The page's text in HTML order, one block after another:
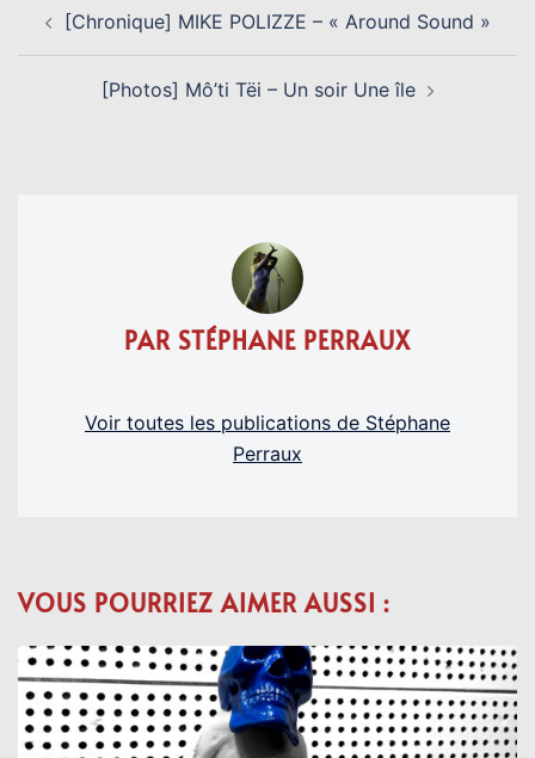
D’ARTICLE
[Chronique] MIKE POLIZZE – « Around Sound »
[Photos] Mô’ti Tëi – Un soir Une île
PAR STÉPHANE PERRAUX
Voir toutes les publications de Stéphane
Perraux
VOUS POURRIEZ AIMER AUSSI :